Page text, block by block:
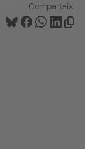
Comparteix: